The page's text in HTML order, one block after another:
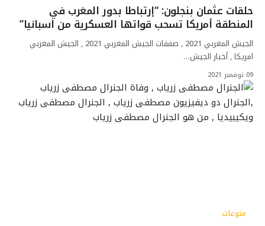
حلقات عثمان بنجلون: “إرتباطا بدور المغرب في
المنطقة أمريكا تسحب قواتها العسكرية من اسبانيا”
الجيش المغربي 2021 , صفقات الجيش المغربي 2021 , الجيش المغربي
امريكا , أخبار الجيش…
09 نوفمبر 2021
منوعات